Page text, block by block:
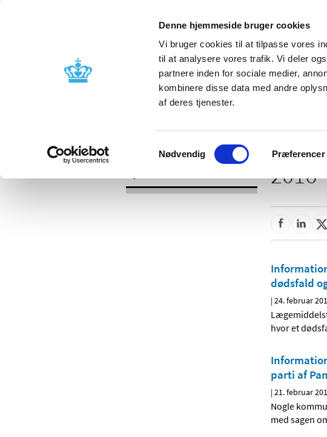
Denne hjemmeside bruger cookies
Vi bruger cookies til at tilpasse vores
til at analysere vores trafik. Vi deler
partnere inden for sociale medier,
kombinere disse data med andre
af deres tjenester.
Samtykkevalg
Nødvendig Præferencer
Godkendelse og
Bivirkninger og
produktinformation
2016
dødsfald
|24. februar
hvor et
parti af
|21. februar
Nogle
med sagen